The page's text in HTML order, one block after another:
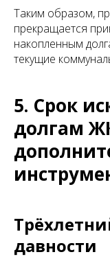
Таким образом,
прекращается
накопленным
текущие
5. Срок
долгам
давности